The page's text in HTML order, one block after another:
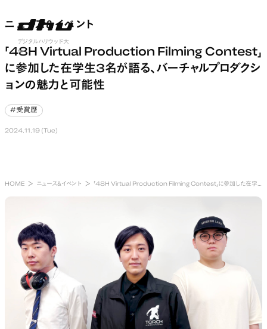
デジタルハリウッド大
学
open
ニュース&イベント
「48H Virtual Production Filming Contest」
に参加した在学生3名が語る、バーチャルプロダクシ
ョンの魅力と可能性
#受賞歴
2024.11.19 (Tue)
HOME ニュース&イベント 「48H Virtual Production Filming Contest」に参加した在学生3名が語る、バーチャルプロダクションの魅力と可能性